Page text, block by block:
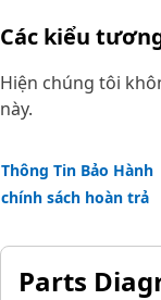
Các kiểu
Hiện chúng tôi
này.
Thông Tin Bảo Hành
chính sách hoàn trả
Parts